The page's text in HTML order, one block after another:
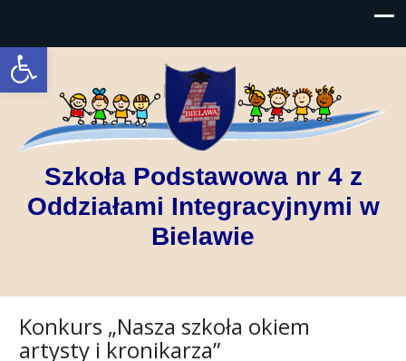
Open toolbar
Szkoła Podstawowa nr 4 z
Oddziałami Integracyjnymi w
Bielawie
Konkurs „Nasza szkoła okiem
artysty i kronikarza”